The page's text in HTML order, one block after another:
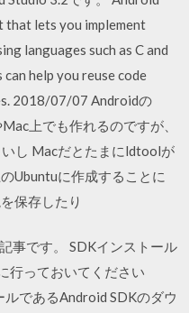
that lets you implement
languages such as C and
help you reuse code
2018/07/07 Androidの
上でも作れるのですが、
し Macだとたまにldtoolが
Ubuntuに作成することに
保存したり
事です。 SDKインストール
行っておいてください
であるAndroid SDKのダウ